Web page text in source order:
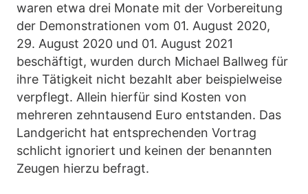
waren etwa drei Monate mit der Vorbereitung
der Demonstrationen vom 01. August 2020,
29. August 2020 und 01. August 2021
beschäftigt, wurden durch Michael Ballweg für
ihre Tätigkeit nicht bezahlt aber beispielweise
verpflegt. Allein hierfür sind Kosten von
mehreren zehntausend Euro entstanden. Das
Landgericht hat entsprechenden Vortrag
schlicht ignoriert und keinen der benannten
Zeugen hierzu befragt.